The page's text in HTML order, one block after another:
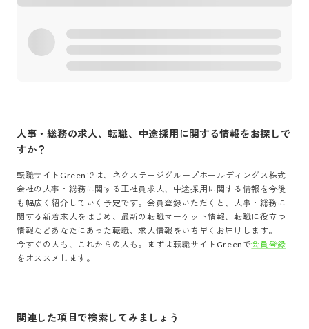
人事・総務の求人、転職、中途採用に関する情報をお探しで
すか？
転職サイトGreenでは、 ネクステージグループホールディングス株式
会社の 人事・総務 に関する正社員求人、中途採用に関する情報を今後
も幅広く紹介していく予定です。会員登録いただくと、 人事・総務 に
関する新着求人をはじめ、最新の転職マーケット情報、転職に役立つ
情報などあなたにあった転職、求人情報をいち早くお届けします。
今すぐの人も、これからの人も。まずは転職サイトGreenで会員登録
をオススメします。
関連した項目で検索してみましょう